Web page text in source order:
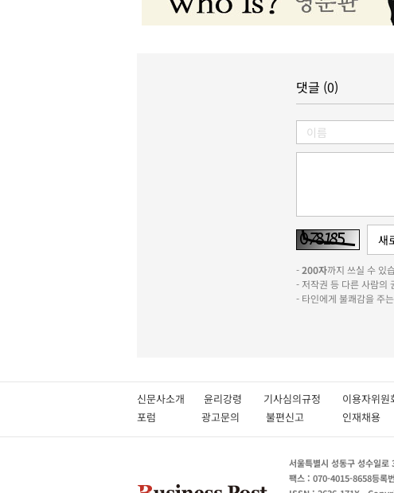
댓글 (0)
-200자까지 쓰실 수
- 저작권 등 다른 사람의
- 타인에게 불쾌감을 주
신문사소개 윤리강령 기사심의규정 이용자위
포럼
광고문의 불편신고 인재채용
서울특별시 성동구 성수일
팩스 : 070-4015-8658등록